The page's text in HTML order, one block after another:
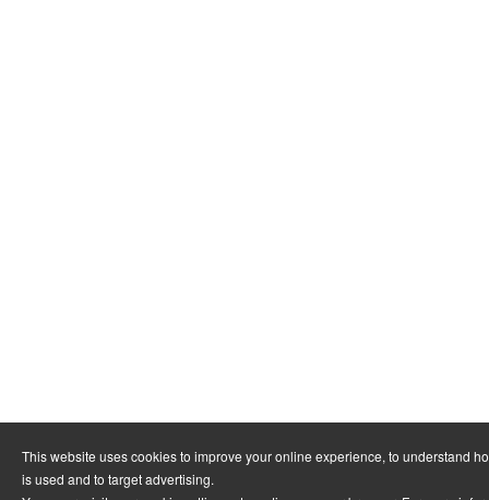
This website uses cookies to improve your online experience, to understand
is used and to target advertising.